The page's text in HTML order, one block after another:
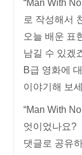
“Man With
로 작성해서
오늘 배운 표
남길 수 있겠
B급 영화에
이야기해 보
“Man With
엇이었나요?
댓글로 공유